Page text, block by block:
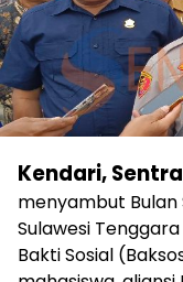
Kendari,
menyambut Bulan
Sulawesi
Bakti Sosial